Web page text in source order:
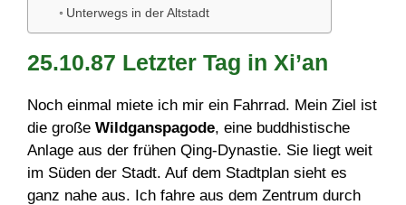
Unterwegs in der Altstadt
25.10.87 Letzter Tag in Xi’an
Noch einmal miete ich mir ein Fahrrad. Mein Ziel ist
die große Wildganspagode, eine buddhistische
Anlage aus der frühen Qing-Dynastie. Sie liegt weit
im Süden der Stadt. Auf dem Stadtplan sieht es
ganz nahe aus. Ich fahre aus dem Zentrum durch